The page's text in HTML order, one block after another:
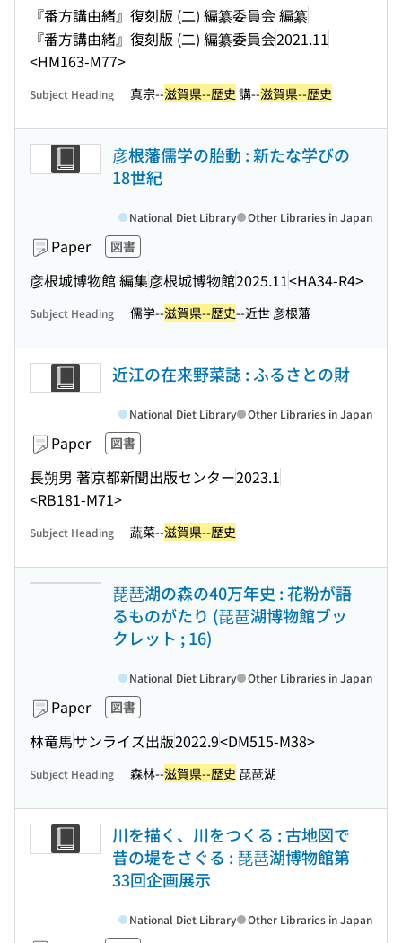
『番方講由緒』復刻版 (二) 編纂委員会 編纂
『番方講由緒』復刻版 (二) 編纂委員会2021.11
<HM163-M77>
Subject Heading 真宗--滋賀県--歴史 講--滋賀県--歴史
彦根藩儒学の胎動 : 新たな学びの
18世紀
Paper 図書
彦根城博物館 編集彦根城博物館2025.11<HA34-R4>
National Diet Library Other Libraries in Japan
Subject Heading 儒学--滋賀県--歴史--近世 彦根藩
近江の在来野菜誌 : ふるさとの財
Paper 図書
長朔男 著京都新聞出版センター2023.1
<RB181-M71>
National Diet Library Other Libraries in Japan
Subject Heading 蔬菜--滋賀県--歴史
琵琶湖の森の40万年史 : 花粉が語
るものがたり (琵琶湖博物館ブッ
クレット ; 16)
Paper 図書
林竜馬サンライズ出版2022.9<DM515-M38>
National Diet Library Other Libraries in Japan
Subject Heading 森林--滋賀県--歴史 琵琶湖
川を描く、川をつくる : 古地図で
昔の堤をさぐる : 琵琶湖博物館第
33回企画展示
National Diet Library Other Libraries in Japan